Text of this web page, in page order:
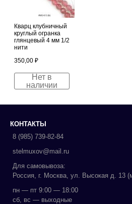
Кварц клубничный
круглый огранка
глянцевый 4 мм 1/2
нити
350,00 ₽
Нет в
наличии
КОНТАКТЫ
8 (985) 739-82-84
stelmuxov@mail.ru
Для самовывоза:
Россия, г. Москва, ул. Высокая д. 13
пн — пт 9:00 — 18:00
сб, вс — выходные